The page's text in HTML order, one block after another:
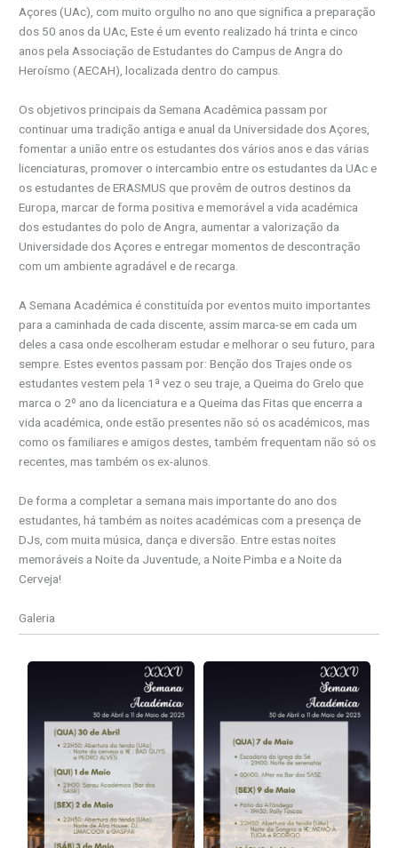
Açores (UAc), com muito orgulho no ano que significa a preparação
dos 50 anos da UAc, Este é um evento realizado há trinta e cinco
anos pela Associação de Estudantes do Campus de Angra do
Heroísmo (AECAH), localizada dentro do campus.
Os objetivos principais da Semana Acadêmica passam por
continuar uma tradição antiga e anual da Universidade dos Açores,
fomentar a união entre os estudantes dos vários anos e das várias
licenciaturas, promover o intercambio entre os estudantes da UAc e
os estudantes de ERASMUS que provêm de outros destinos da
Europa, marcar de forma positiva e memorável a vida académica
dos estudantes do polo de Angra, aumentar a valorização da
Universidade dos Açores e entregar momentos de descontração
com um ambiente agradável e de recarga.
A Semana Académica é constituída por eventos muito importantes
para a caminhada de cada discente, assim marca-se em cada um
deles a casa onde escolheram estudar e melhorar o seu futuro, para
sempre. Estes eventos passam por: Benção dos Trajes onde os
estudantes vestem pela 1ª vez o seu traje, a Queima do Grelo que
marca o 2º ano da licenciatura e a Queima das Fitas que encerra a
vida académica, onde estão presentes não só os académicos, mas
como os familiares e amigos destes, também frequentam não só os
recentes, mas também os ex-alunos.
De forma a completar a semana mais importante do ano dos
estudantes, há também as noites académicas com a presença de
DJs, com muita música, dança e diversão. Entre estas noites
memoráveis a Noite da Juventude, a Noite Pimba e a Noite da
Cerveja!
Galeria